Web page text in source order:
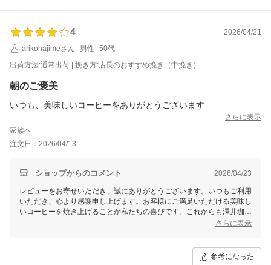
4
2026/04/21
arikohajimeさん
男性
50代
出荷方法:通常出荷 | 挽き方:店長のおすすめ挽き（中挽き）
朝のご褒美
いつも、美味しいコーヒーをありがとうございます
さらに表示
家族へ
注文日：2026/04/13
ショップからのコメント 2026/04/23
レビューをお寄せいただき、誠にありがとうございます。いつもご利用
いただき、心より感謝申し上げます。お客様にご満足いただける美味し
いコーヒーを焼き上げることが私たちの喜びです。これからも澤井珈琲
の焼きたてコーヒーをお楽しみいただけるよう、引き続き努めてまいり
さらに表示
参考になった